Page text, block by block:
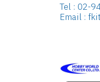
Tel : 02-
Email :